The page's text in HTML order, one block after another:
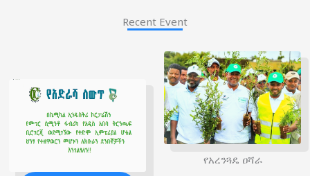
Recent Event
የአረንጓዴ ዐሻራ